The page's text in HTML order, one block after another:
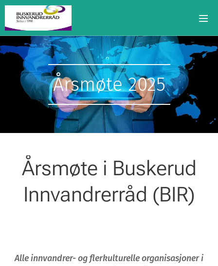
Årsmøte 2025
Årsmøte i Buskerud
Innvandrerråd (BIR)
Alle innvandrer- og flerkulturelle organisasjoner i